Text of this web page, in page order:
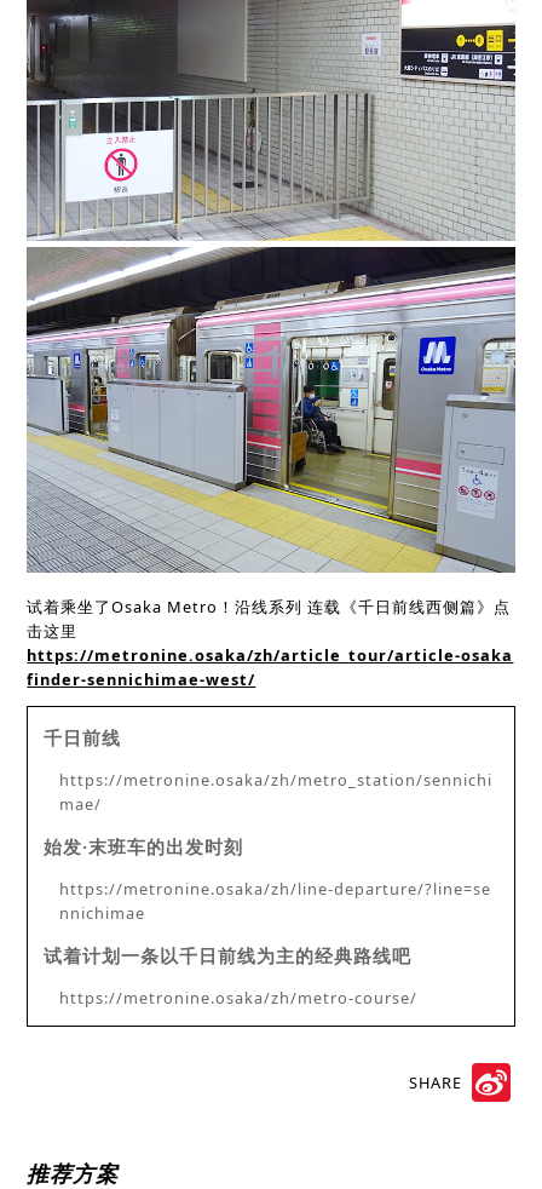
试着乘坐了Osaka Metro！沿线系列 连载《千日前线西侧篇》点
击这里
https://metronine.osaka/zh/article_tour/article-osaka
finder-sennichimae-west/
千日前线
https://metronine.osaka/zh/metro_station/sennichi
mae/
始发·末班车的出发时刻
https://metronine.osaka/zh/line-departure/?line=se
nnichimae
试着计划一条以千日前线为主的经典路线吧
https://metronine.osaka/zh/metro-course/
SHARE
推荐方案